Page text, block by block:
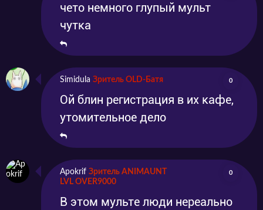
чето немного глупый мульт
чутка
Simidula Зритель OLD-Батя 0
Ой блин регистрация в их кафе,
утомительное дело
Apokrif Зритель ANIMAUNT
LVL OVER9000
0
В этом мульте люди нереально